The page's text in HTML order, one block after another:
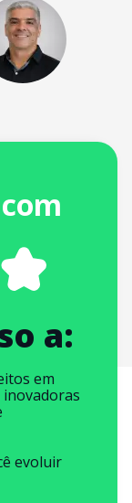
a:
em
inovadoras
evoluir